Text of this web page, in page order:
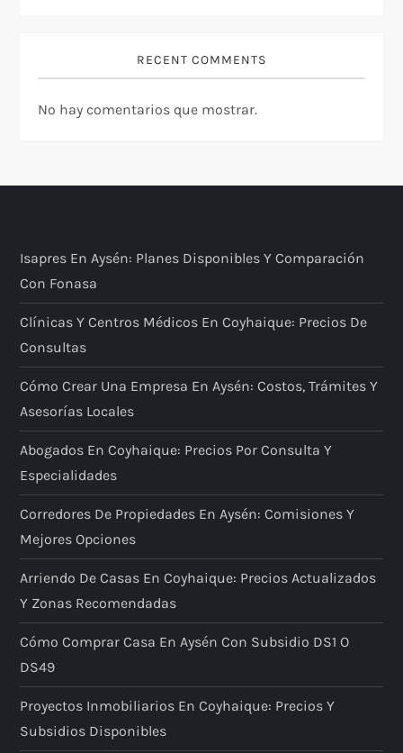
RECENT COMMENTS
No hay comentarios que mostrar.
Isapres En Aysén: Planes Disponibles Y Comparación
Con Fonasa
Clínicas Y Centros Médicos En Coyhaique: Precios De
Consultas
Cómo Crear Una Empresa En Aysén: Costos, Trámites Y
Asesorías Locales
Abogados En Coyhaique: Precios Por Consulta Y
Especialidades
Corredores De Propiedades En Aysén: Comisiones Y
Mejores Opciones
Arriendo De Casas En Coyhaique: Precios Actualizados
Y Zonas Recomendadas
Cómo Comprar Casa En Aysén Con Subsidio DS1 O
DS49
Proyectos Inmobiliarios En Coyhaique: Precios Y
Subsidios Disponibles